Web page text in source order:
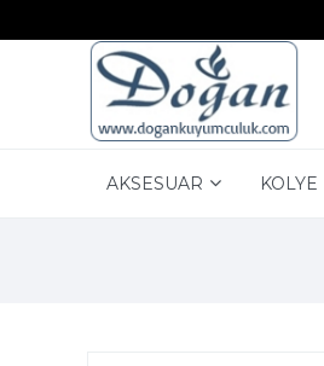
AKSESUAR KOLYE